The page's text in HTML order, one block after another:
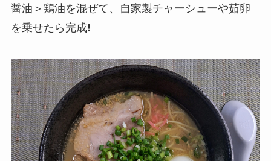
醤油＞鶏油を混ぜて、自家製チャーシューや茹卵
を乗せたら完成❗